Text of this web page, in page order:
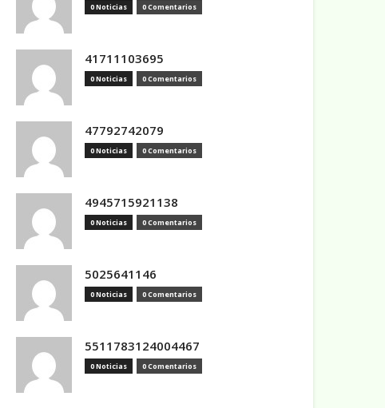
0 Noticias 0 Comentarios
41711103695
0 Noticias 0 Comentarios
47792742079
0 Noticias 0 Comentarios
4945715921138
0 Noticias 0 Comentarios
5025641146
0 Noticias 0 Comentarios
5511783124004467
0 Noticias 0 Comentarios